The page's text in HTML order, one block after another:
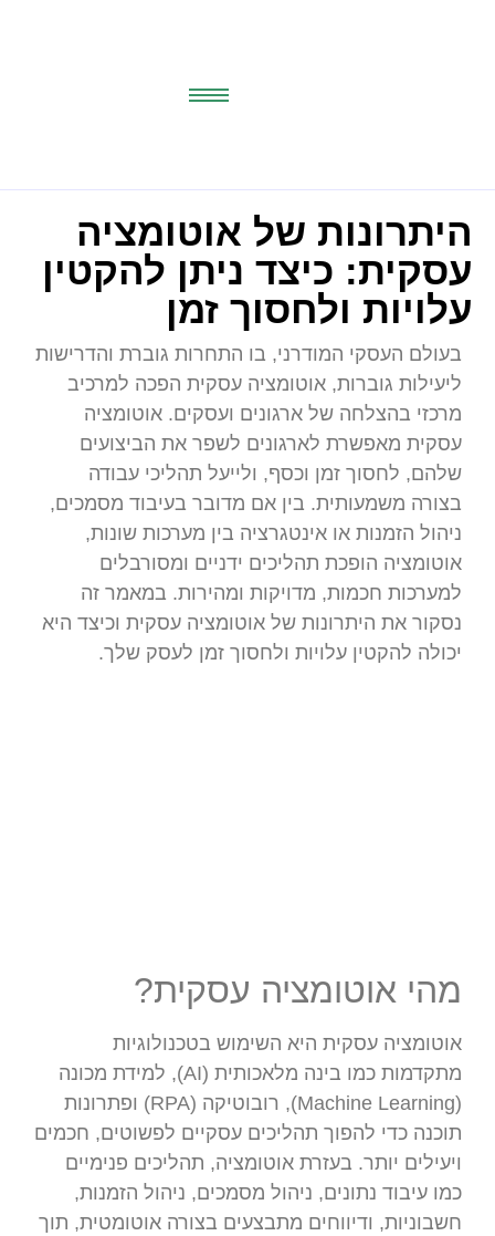
היתרונות של אוטומציה
עסקית: כיצד ניתן להקטין
עלויות ולחסוך זמן
בעולם העסקי המודרני, בו התחרות גוברת והדרישות
ליעילות גוברות, אוטומציה עסקית הפכה למרכיב
מרכזי בהצלחה של ארגונים ועסקים. אוטומציה
עסקית מאפשרת לארגונים לשפר את הביצועים
שלהם, לחסוך זמן וכסף, ולייעל תהליכי עבודה
בצורה משמעותית. בין אם מדובר בעיבוד מסמכים,
ניהול הזמנות או אינטגרציה בין מערכות שונות,
אוטומציה הופכת תהליכים ידניים ומסורבלים
למערכות חכמות, מדויקות ומהירות. במאמר זה
נסקור את היתרונות של אוטומציה עסקית וכיצד היא
יכולה להקטין עלויות ולחסוך זמן לעסק שלך.
מהי אוטומציה עסקית?
אוטומציה עסקית היא השימוש בטכנולוגיות
מתקדמות כמו בינה מלאכותית (AI), למידת מכונה
(Machine Learning), רובוטיקה (RPA) ופתרונות
תוכנה כדי להפוך תהליכים עסקיים לפשוטים, חכמים
ויעילים יותר. בעזרת אוטומציה, תהליכים פנימיים
כמו עיבוד נתונים, ניהול מסמכים, ניהול הזמנות,
חשבוניות, ודיווחים מתבצעים בצורה אוטומטית, תוך